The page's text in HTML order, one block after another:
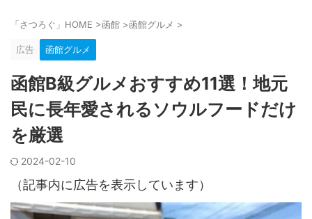
「さつろぐ」HOME >函館 >函館グルメ >
広告 函館グルメ
函館B級グルメおすすめ11選！地元
民に長年愛されるソウルフードだけ
を厳選
2024-02-10
（記事内に広告を表示しています）